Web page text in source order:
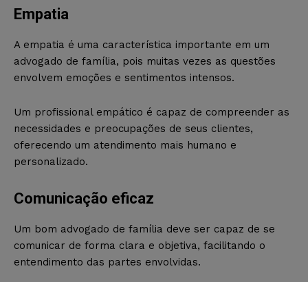
Empatia
A empatia é uma característica importante em um
advogado de família, pois muitas vezes as questões
envolvem emoções e sentimentos intensos.
Um profissional empático é capaz de compreender as
necessidades e preocupações de seus clientes,
oferecendo um atendimento mais humano e
personalizado.
Comunicação eficaz
Um bom advogado de família deve ser capaz de se
comunicar de forma clara e objetiva, facilitando o
entendimento das partes envolvidas.